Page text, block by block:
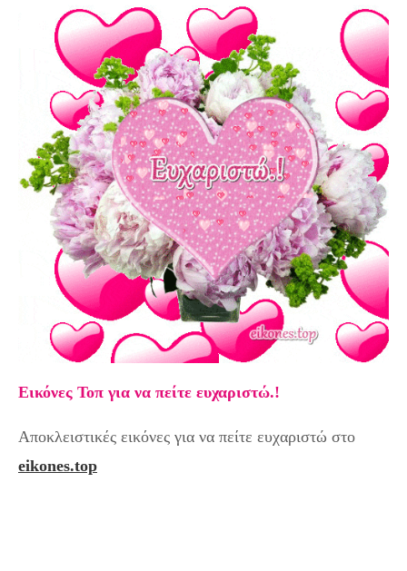
Εικόνες Τοπ για να πείτε ευχαριστώ.!
Αποκλειστικές εικόνες για να πείτε ευχαριστώ στο
eikones.top